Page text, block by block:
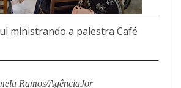
ministrando a palestra Café
Ramos/AgênciaJor